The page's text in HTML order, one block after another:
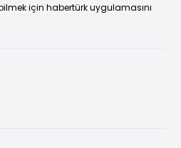
için habertürk uygulamasını